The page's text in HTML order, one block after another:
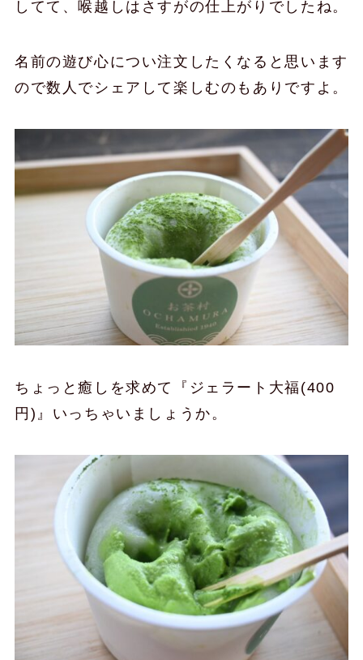
してて、喉越しはさすがの仕上がりでしたね。
名前の遊び心につい注文したくなると思います
ので数人でシェアして楽しむのもありですよ。
ちょっと癒しを求めて『ジェラート大福(400
円)』いっちゃいましょうか。